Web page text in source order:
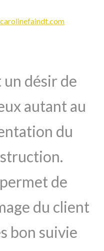
désir de
autant au
du
de
du client
bon suivie